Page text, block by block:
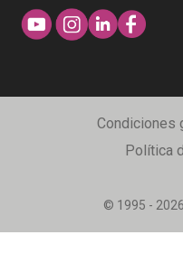
© 1995 -
Condiciones
Política